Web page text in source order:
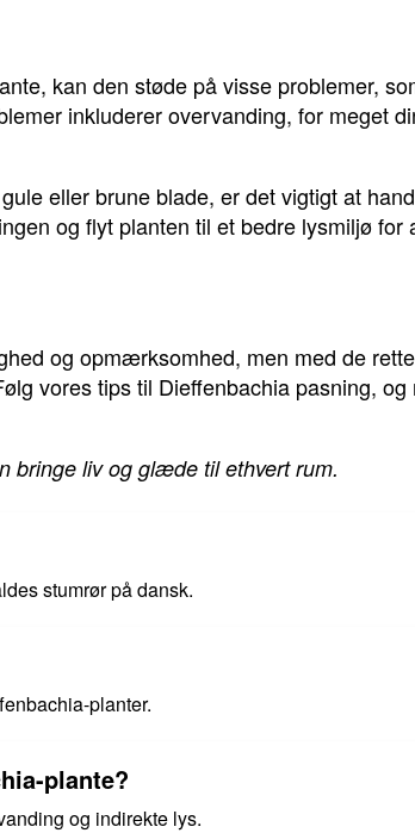
kan den støde på visse problemer,
inkluderer overvanding, for meget
eller brune blade, er det vigtigt at
og flyt planten til et bedre lysmiljø
og opmærksomhed, men med de
vores tips til Dieffenbachia pasning,
bringe liv og glæde til ethvert rum.
stumrør på dansk.
planter.
plante?
og indirekte lys.